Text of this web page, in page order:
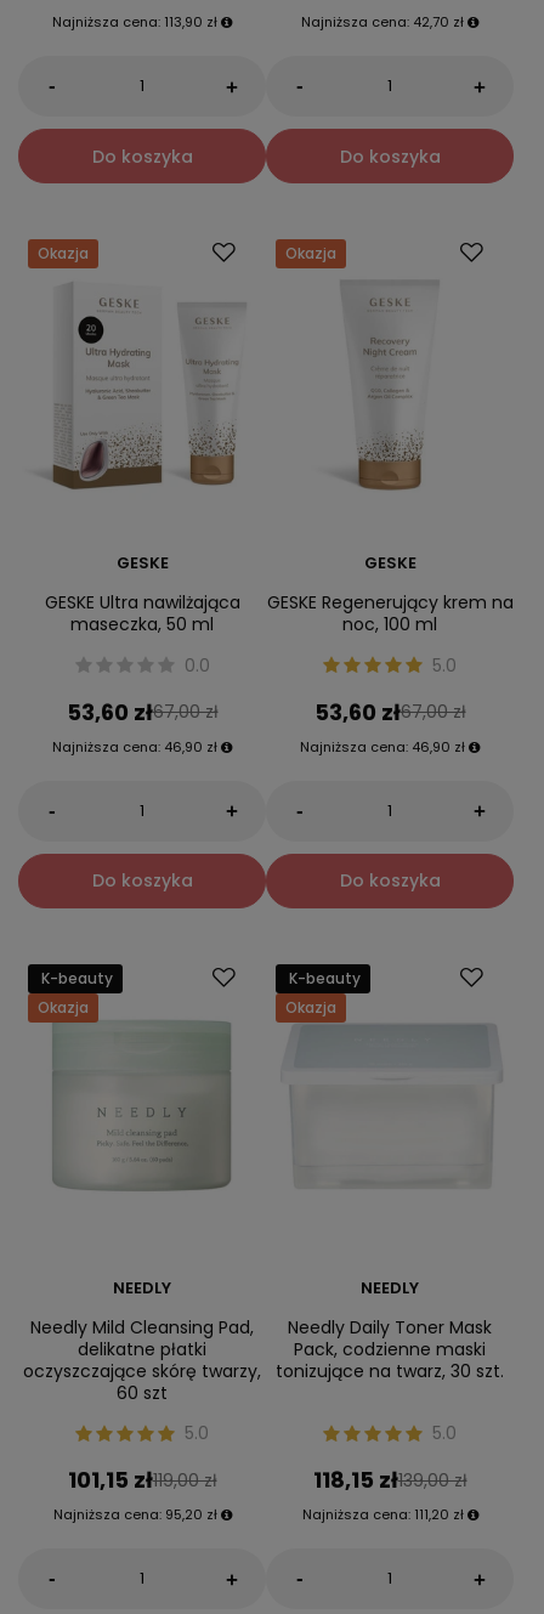
Najniższa cena: 113,90 zł
- +
Do koszyka
Najniższa cena: 42,70 zł
- +
Do koszyka
Okazja
GESKE
GESKE Ultra nawilżająca
maseczka, 50 ml
0.0
53,60 zł67,00 zł
Najniższa cena: 46,90 zł
- +
Do koszyka
Okazja
GESKE
GESKE Regenerujący krem na
noc, 100 ml
5.0
53,60 zł67,00 zł
Najniższa cena: 46,90 zł
- +
Do koszyka
K-beauty
Okazja
NEEDLY
Needly Mild Cleansing Pad,
delikatne płatki
oczyszczające skórę twarzy,
60 szt
5.0
101,15 zł119,00 zł
Najniższa cena: 95,20 zł
- +
K-beauty
Okazja
NEEDLY
Needly Daily Toner Mask
Pack, codzienne maski
tonizujące na twarz, 30 szt.
5.0
118,15 zł139,00 zł
Najniższa cena: 111,20 zł
- +